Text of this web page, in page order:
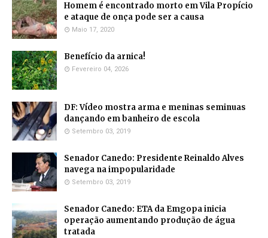
Homem é encontrado morto em Vila Propício
e ataque de onça pode ser a causa
Maio 17, 2020
Benefício da arnica!
Fevereiro 04, 2026
DF: Vídeo mostra arma e meninas seminuas
dançando em banheiro de escola
Setembro 03, 2019
Senador Canedo: Presidente Reinaldo Alves
navega na impopularidade
Setembro 03, 2019
Senador Canedo: ETA da Emgopa inicia
operação aumentando produção de água
tratada